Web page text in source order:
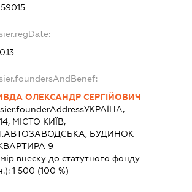
ОЛЕКСАНДР СЕРГІЙОВИЧ
УКРАЇНА,
МІСТО КИЇВ,
БУДИНОК
9
внеску до статутного фонду
1 500 (100 %)